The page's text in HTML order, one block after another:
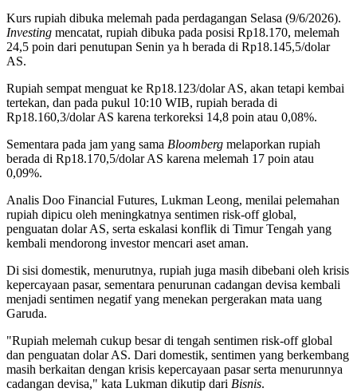
Kurs rupiah dibuka melemah pada perdagangan Selasa (9/6/2026).
Investing mencatat, rupiah dibuka pada posisi Rp18.170, melemah
24,5 poin dari penutupan Senin ya h berada di Rp18.145,5/dolar
AS.
Rupiah sempat menguat ke Rp18.123/dolar AS, akan tetapi kembai
tertekan, dan pada pukul 10:10 WIB, rupiah berada di
Rp18.160,3/dolar AS karena terkoreksi 14,8 poin atau 0,08%.
Sementara pada jam yang sama Bloomberg melaporkan rupiah
berada di Rp18.170,5/dolar AS karena melemah 17 poin atau
0,09%.
Analis Doo Financial Futures, Lukman Leong, menilai pelemahan
rupiah dipicu oleh meningkatnya sentimen risk-off global,
penguatan dolar AS, serta eskalasi konflik di Timur Tengah yang
kembali mendorong investor mencari aset aman.
Di sisi domestik, menurutnya, rupiah juga masih dibebani oleh krisis
kepercayaan pasar, sementara penurunan cadangan devisa kembali
menjadi sentimen negatif yang menekan pergerakan mata uang
Garuda.
"Rupiah melemah cukup besar di tengah sentimen risk-off global
dan penguatan dolar AS. Dari domestik, sentimen yang berkembang
masih berkaitan dengan krisis kepercayaan pasar serta menurunnya
cadangan devisa," kata Lukman dikutip dari Bisnis.